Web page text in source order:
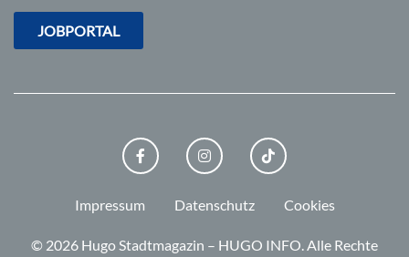
JOBPORTAL
FACEBOOKINSTAGRAMTIKTOK
Impressum Datenschutz Cookies
© 2026 Hugo Stadtmagazin – HUGO INFO.Alle Rechte